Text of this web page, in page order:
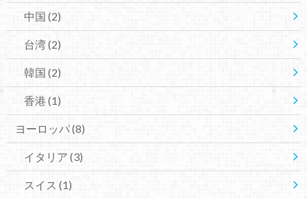
中国 (2)
台湾(2)
韓国 (2)
香港 (1)
ヨーロッパ(8)
イタリア (3)
スイス (1)